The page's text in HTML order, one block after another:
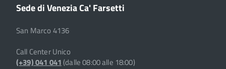
Sede di Venezia Ca' Farsetti
San Marco 4136
Call Center Unico
(+39) 041 041(dalle 08:00 alle 18:00)